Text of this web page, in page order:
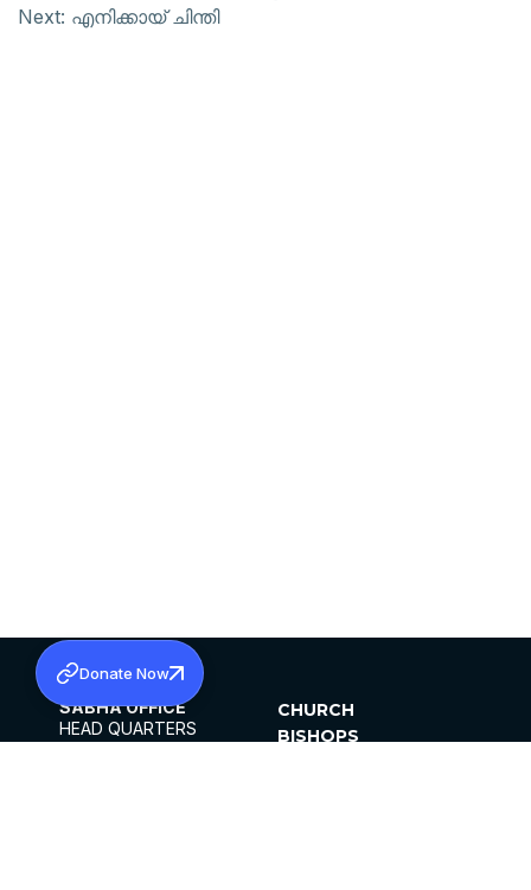
Next: എനിക്കായ് ചിന്തി
SABHA OFFICE
HEAD QUARTERS
CHURCH
BISHOPS
Donate Now